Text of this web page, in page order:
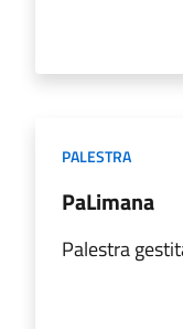
PALESTRA
PaLimana
Palestra